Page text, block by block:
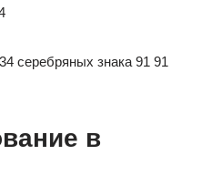
серебряных знака 91 91
в